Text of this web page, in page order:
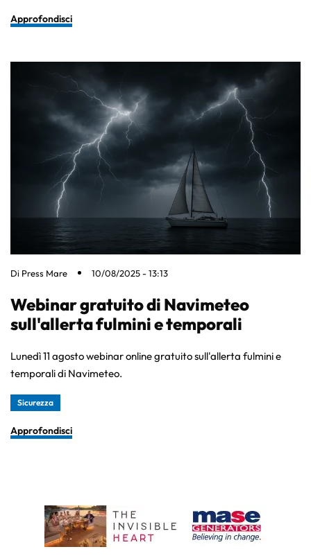
Approfondisci
Di Press Mare 10/08/2025 - 13:13
Webinar gratuito di Navimeteo
sull'allerta fulmini e temporali
Lunedì 11 agosto webinar online gratuito sull'allerta fulmini e
temporali di Navimeteo.
Sicurezza
Approfondisci